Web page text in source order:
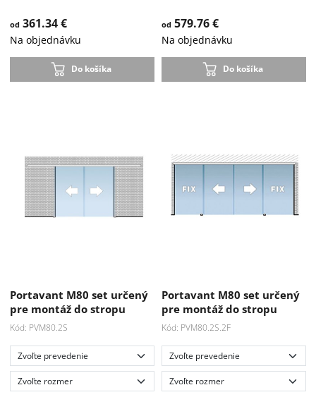
od361.34 €
Na objednávku
Do košíka
od 579.76 €
Na objednávku
Do košíka
Portavant M80 set určený
pre montáž do stropu
Kód: PVM80.2S
Portavant M80 set určený
pre montáž do stropu
Kód: PVM80.2S.2F